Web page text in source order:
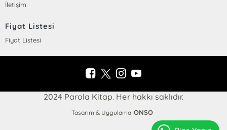
İletişim
Fiyat Listesi
Fiyat Listesi
2024 Parola Kitap. Her hakkı saklıdır.
Tasarım & Uygulama ONSO